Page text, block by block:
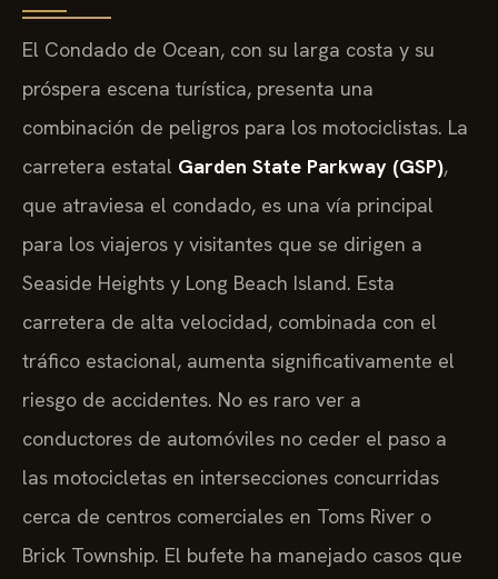
El Condado de Ocean, con su larga costa y su
próspera escena turística, presenta una
combinación de peligros para los motociclistas. La
carretera estatal Garden State Parkway (GSP),
que atraviesa el condado, es una vía principal
para los viajeros y visitantes que se dirigen a
Seaside Heights y Long Beach Island. Esta
carretera de alta velocidad, combinada con el
tráfico estacional, aumenta significativamente el
riesgo de accidentes. No es raro ver a
conductores de automóviles no ceder el paso a
las motocicletas en intersecciones concurridas
cerca de centros comerciales en Toms River o
Brick Township. El bufete ha manejado casos que